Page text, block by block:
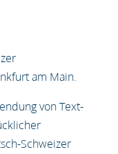
am Main.
von Text-
Schweizer